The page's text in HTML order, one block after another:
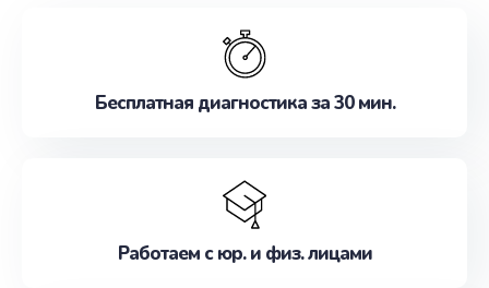
Бесплатная диагностика за 30 мин.
Работаем с юр. и физ. лицами